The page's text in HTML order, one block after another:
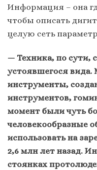
Информация – она
чтобы описать
целую сеть
— Техника, по сути,
устоявшегося
инструменты,
инструментов,
момент были чуть
человекообразные
использовать на
2,6 млн лет назад.
стоянках